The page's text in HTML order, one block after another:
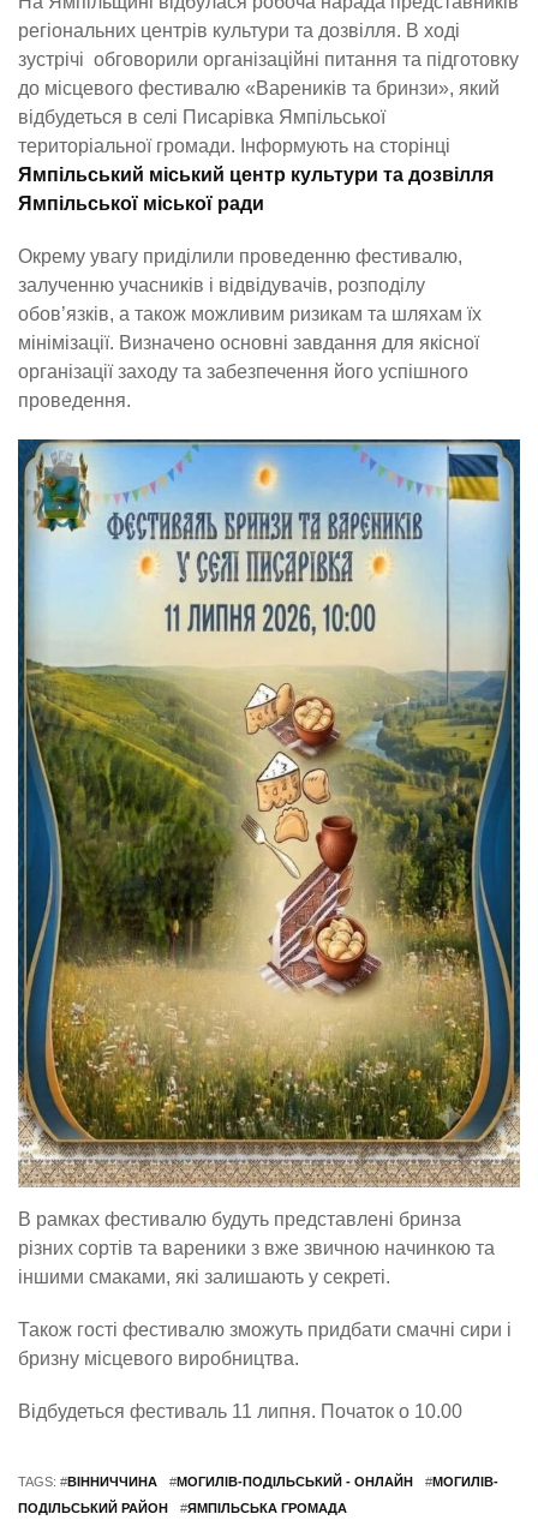
регіональних центрів культури та дозвілля. В ході
зустрічі обговорили організаційні питання та підготовку
до місцевого фестивалю «Вареників та бринзи», який
відбудеться в селі Писарівка Ямпільської
територіальної громади. Інформують на сторінці
Ямпільський міський центр культури та дозвілля
Ямпільської міської ради
Окрему увагу приділили проведенню фестивалю,
залученню учасників і відвідувачів, розподілу
обов’язків, а також можливим ризикам та шляхам їх
мінімізації. Визначено основні завдання для якісної
організації заходу та забезпечення його успішного
проведення.
В рамках фестивалю будуть представлені бринза
різних сортів та вареники з вже звичною начинкою та
іншими смаками, які залишають у секреті.
Також гості фестивалю зможуть придбати смачні сири і
бризну місцевого виробництва.
Відбудеться фестиваль 11 липня. Початок о 10.00
TAGS: #ВІННИЧЧИНА #МОГИЛІВ-ПОДІЛЬСЬКИЙ - ОНЛАЙН #МОГИЛІВ-
ПОДІЛЬСЬКИЙ РАЙОН
#ЯМПІЛЬСЬКА ГРОМАДА